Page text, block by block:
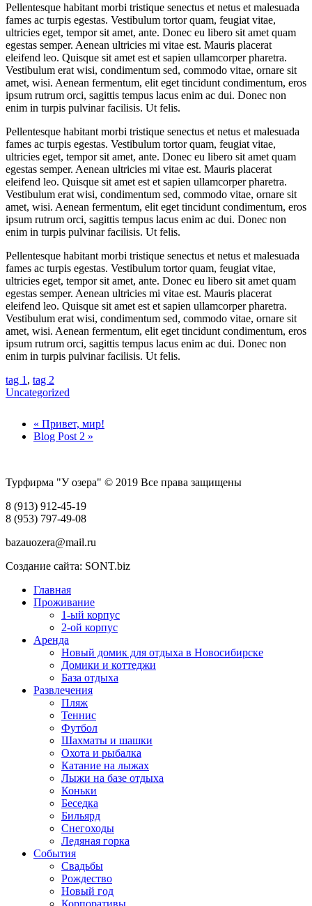
Pellentesque habitant morbi tristique senectus et netus et malesuada
fames ac turpis egestas. Vestibulum tortor quam, feugiat vitae,
ultricies eget, tempor sit amet, ante. Donec eu libero sit amet quam
egestas semper. Aenean ultricies mi vitae est. Mauris placerat
eleifend leo. Quisque sit amet est et sapien ullamcorper pharetra.
Vestibulum erat wisi, condimentum sed, commodo vitae, ornare sit
amet, wisi. Aenean fermentum, elit eget tincidunt condimentum, eros
ipsum rutrum orci, sagittis tempus lacus enim ac dui. Donec non
enim in turpis pulvinar facilisis. Ut felis.
Pellentesque habitant morbi tristique senectus et netus et malesuada
fames ac turpis egestas. Vestibulum tortor quam, feugiat vitae,
ultricies eget, tempor sit amet, ante. Donec eu libero sit amet quam
egestas semper. Aenean ultricies mi vitae est. Mauris placerat
eleifend leo. Quisque sit amet est et sapien ullamcorper pharetra.
Vestibulum erat wisi, condimentum sed, commodo vitae, ornare sit
amet, wisi. Aenean fermentum, elit eget tincidunt condimentum, eros
ipsum rutrum orci, sagittis tempus lacus enim ac dui. Donec non
enim in turpis pulvinar facilisis. Ut felis.
Pellentesque habitant morbi tristique senectus et netus et malesuada
fames ac turpis egestas. Vestibulum tortor quam, feugiat vitae,
ultricies eget, tempor sit amet, ante. Donec eu libero sit amet quam
egestas semper. Aenean ultricies mi vitae est. Mauris placerat
eleifend leo. Quisque sit amet est et sapien ullamcorper pharetra.
Vestibulum erat wisi, condimentum sed, commodo vitae, ornare sit
amet, wisi. Aenean fermentum, elit eget tincidunt condimentum, eros
ipsum rutrum orci, sagittis tempus lacus enim ac dui. Donec non
enim in turpis pulvinar facilisis. Ut felis.
tag 1 , tag 2
Uncategorized
« Привет, мир!
Blog Post 2 »
Турфирма "У озера" © 2019 Все права защищены
8 (913) 912-45-19
8 (953) 797-49-08
bazauozera@mail.ru
Создание сайта: SONT.biz
Главная
Проживание
1-ый корпус
2-ой корпус
Аренда
Новый домик для отдыха в Новосибирске
Домики и коттеджи
База отдыха
Развлечения
Пляж
Теннис
Футбол
Шахматы и шашки
Охота и рыбалка
Катание на лыжах
Лыжи на базе отдыха
Коньки
Беседка
Бильярд
Снегоходы
Ледяная горка
События
Свадьбы
Рождество
Новый год
Корпоративы